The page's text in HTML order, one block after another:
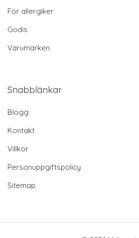
För allergiker
Godis
Varumärken
Snabblänkar
Blogg
Kontakt
Villkor
Personuppgiftspolicy
Sitemap